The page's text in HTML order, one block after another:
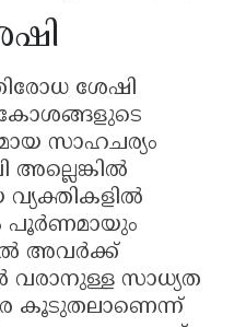
ശേഷി
സാഹചര്യം
പൂർണമായും
അവർക്ക്
വരാനുള്ള സാധ്യത
കൂടുതലാണെന്ന്